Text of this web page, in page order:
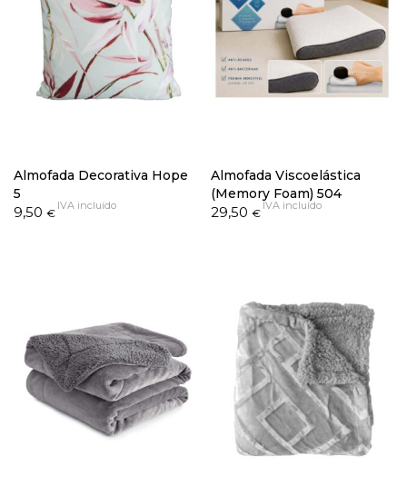
Almofada Decorativa Hope
5
9,50 €
IVA incluído
Almofada Viscoelástica
(Memory Foam) 504
29,50 €
IVA incluído